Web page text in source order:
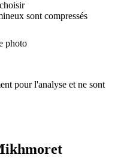
sont compressés
photo
pour l'analyse et ne sont